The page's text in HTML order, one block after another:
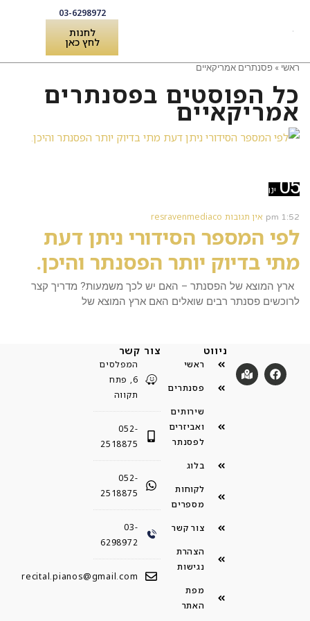
03-6298972
לחנות
לחץ כאן
ראשי » פסנתרים אמריקאיים
כל הפוסטים בפסנתרים
אמריקאיים
05 ינו
1:52 pm אין תגובות resravenmediaco
לפי המספר הסידורי ניתן דעת
מתי בדיוק יותר הפסנתר והיכן.
ארץ המוצא של הפסנתר – האם יש לכך משמעות? מדריך קצר
לרוכשים פסנתר רבים שואלים האם ארץ המוצא של
ניווט
ראשי
פסנתרים
שירותים
ואביזרים
לפסנתר
בלוג
לקוחות
מספרים
צור קשר
הצהרת
נגישות
מפת
האתר
צור קשר
המפלסים
6, פתח
תקווה
052-
2518875
052-
2518875
03-
6298972
recital.pianos@gmail.com